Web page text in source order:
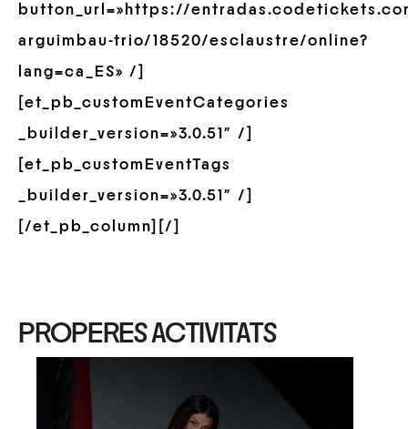
button_url=»https://
arguimbau-trio/18520/esclaustre/online?
lang=ca_ES» /]
[et_pb_customEventCategories
_builder_version=»3.0.51″ /]
[et_pb_customEventTags
_builder_version=»3.0.51″ /]
[/et_pb_column][/]
PROPERES ACTIVITATS